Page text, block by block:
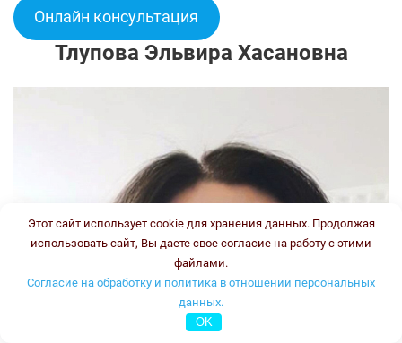
Онлайн консультация
Тлупова Эльвира Хасановна
Этот сайт использует cookie для хранения данных. Продолжая
использовать сайт, Вы даете свое согласие на работу с этими
файлами.
Согласие на обработку и политика в отношении персональных
данных.
OK